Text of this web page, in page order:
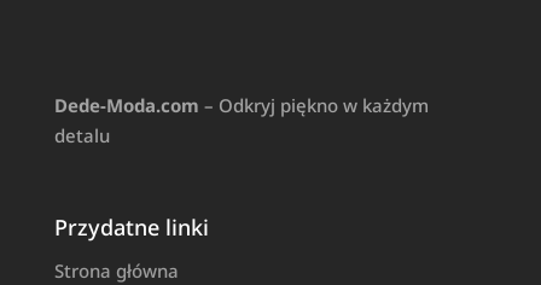
Dede-Moda.com – Odkryj piękno w każdym
detalu
Przydatne linki
Strona główna